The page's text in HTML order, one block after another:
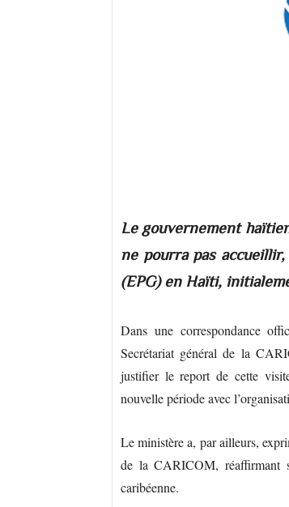
​​​​​​​Le gouvernement
ne pourra pas
(EPG) en Haïti,
Dans une correspondance
Secrétariat général de la
justifier le report de cette
nouvelle période avec
Le ministère a, par ailleurs,
de la CARICOM, réaffirmant
caribéenne.